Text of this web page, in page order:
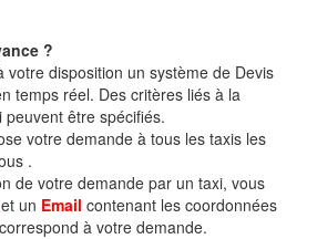
?
votre disposition un système de Devis
temps réel. Des critères liés à la
être spécifiés.
votre demande à tous les taxis les
.
de votre demande par un taxi, vous
et un Email contenant les coordonnées
à votre demande.